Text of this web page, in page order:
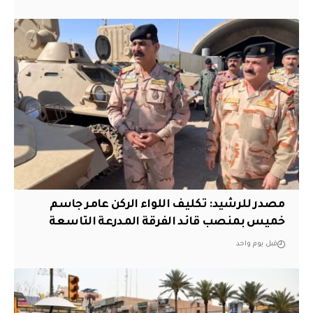
مصدر للرشيد: تكليف اللواء الركن عامر جاسم
خميس بمنصب قائد الفرقة المدرعة التاسعة
قبل يوم واحد